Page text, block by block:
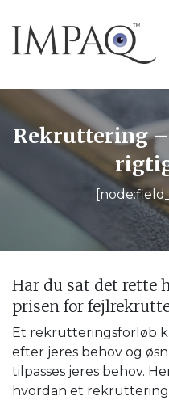
l
d
Rekruttering
Har du sat det rette
prisen for
Et rekrutteringsforløb
efter jeres behov og
tilpasses jeres behov.
hvordan et